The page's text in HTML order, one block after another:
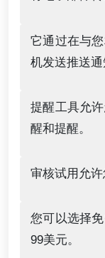
它通过在与
机发送推送通
提醒工具允
醒和提醒。
审核试用允许
您可以选择
99美元。